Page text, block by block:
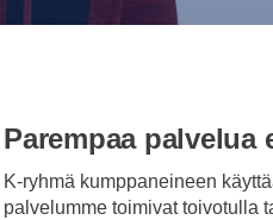
Parempaa palvelua
K-ryhmä kumppaneineen
palvelumme toimivat toivotulla